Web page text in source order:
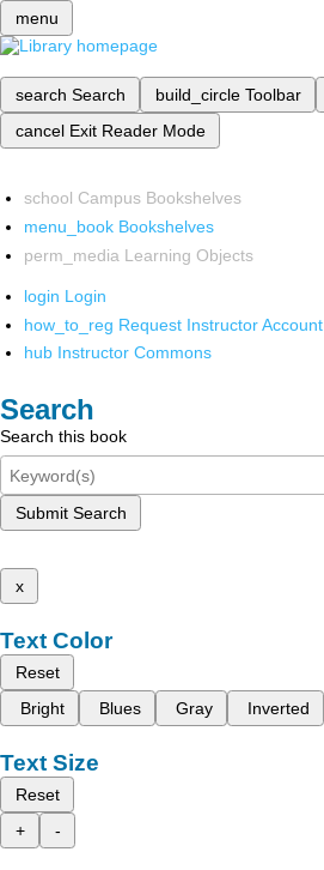
menu
search Search build_circle Toolbar
cancel Exit Reader Mode
school Campus Bookshelves
menu_book Bookshelves
perm_media Learning Objects
login Login
how_to_reg Request Instructor Account
hub Instructor Commons
Search
Search this book
Submit Search
x
Text Color
Reset
Bright
Blues Gray Inverted
Text Size
Reset
+
-